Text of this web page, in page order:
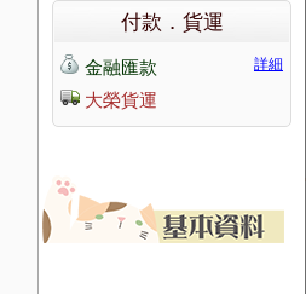
付款．貨運
詳細
金融匯款
大榮貨運